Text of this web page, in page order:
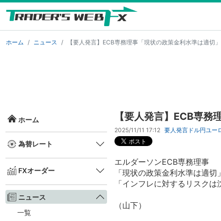
ホーム ニュース 【要人発言】ECB専務理事「現状の政策金利水準は適切」
ホーム
為替レート
FXオーダー
ニュース
一覧
【要人発言】ECB専
2025/11/11 17:12 要人発言 ドル円ユー
エルダーソンECB専務理事
「現状の政策金利水準は適切
「インフレに対するリスク
（山下）